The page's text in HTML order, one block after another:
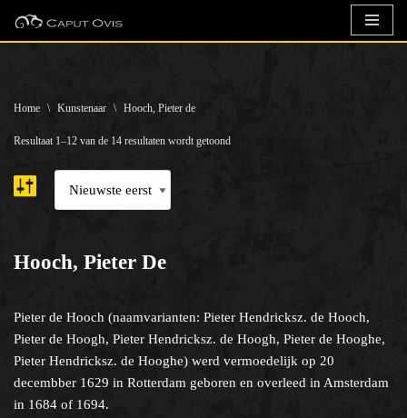
inhoud
Home \ Kunstenaar \ Hooch, Pieter de
Resultaat 1–12 van de 14 resultaten wordt getoond
Hooch, Pieter De
Pieter de Hooch (naamvarianten: Pieter Hendricksz. de Hooch,
Pieter de Hoogh, Pieter Hendricksz. de Hoogh, Pieter de Hooghe,
Pieter Hendricksz. de Hooghe) werd vermoedelijk op 20
decembber 1629 in Rotterdam geboren en overleed in Amsterdam
in 1684 of 1694.